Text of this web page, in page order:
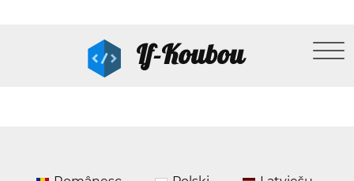
If-Koubou